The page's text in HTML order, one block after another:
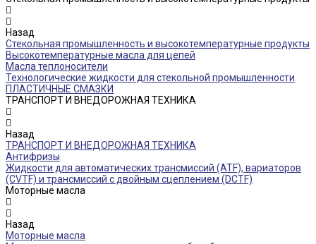
Назад
Стекольная промышленность и высокотемпературные продукты
Высокотемпературные масла для цепей
Масла теплоносители
Технологические жидкости для стекольной промышленности
ПЛАСТИЧНЫЕ СМАЗКИ
ТРАНСПОРТ И ВНЕДОРОЖНАЯ ТЕХНИКА
Назад
ТРАНСПОРТ И ВНЕДОРОЖНАЯ ТЕХНИКА
Антифризы
Жидкости для автоматических трансмиссий (ATF), вариаторов
(CVTF) и трансмиссий с двойным сцеплением (DCTF)
Моторные масла
Назад
Моторные масла